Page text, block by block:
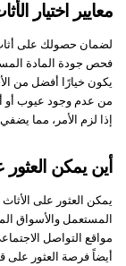
معايير اختيار
لضمان حصولك على
فحص جودة المادة
يكون خيارًا أفضل من
من عدم وجود عيوب أو
إذا لزم الأمر، مما
أين يمكن
يمكن العثور على
المستعمل والأسواق
مواقع التواصل
أيضاً فرصة العثور على